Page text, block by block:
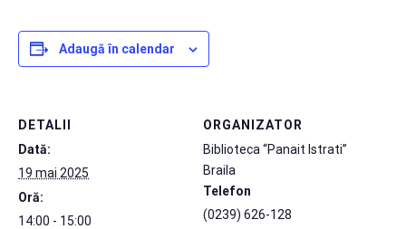
Adaugă în calendar
DETALII
Dată:
19 mai 2025
Oră:
14:00 - 15:00
ORGANIZATOR
Biblioteca “Panait Istrati”
Braila
Telefon
(0239) 626-128